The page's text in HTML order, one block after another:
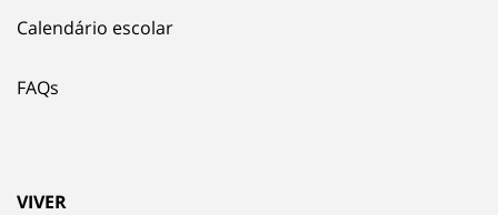
Calendário escolar
FAQs
VIVER